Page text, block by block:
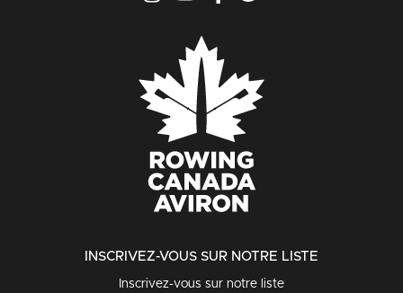
INSCRIVEZ-VOUS SUR NOTRE LISTE
Inscrivez-vous sur notre liste